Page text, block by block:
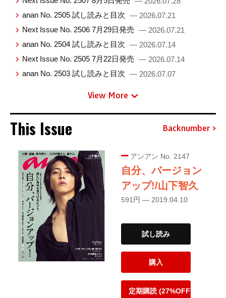
anan No. 2505 試し読みと目次 — 2026.07.21
Next Issue No. 2506 7月29日発売 — 2026.07.21
anan No. 2504 試し読みと目次 — 2026.07.14
Next Issue No. 2505 7月22日発売 — 2026.07.14
anan No. 2503 試し読みと目次 — 2026.07.07
View More
This Issue Backnumber
アンアン No. 2147
自分、バージョン
アップ!/山下智久
591円 — 2019.04.10
試し読み
購入
定期購読 (27%OFF)